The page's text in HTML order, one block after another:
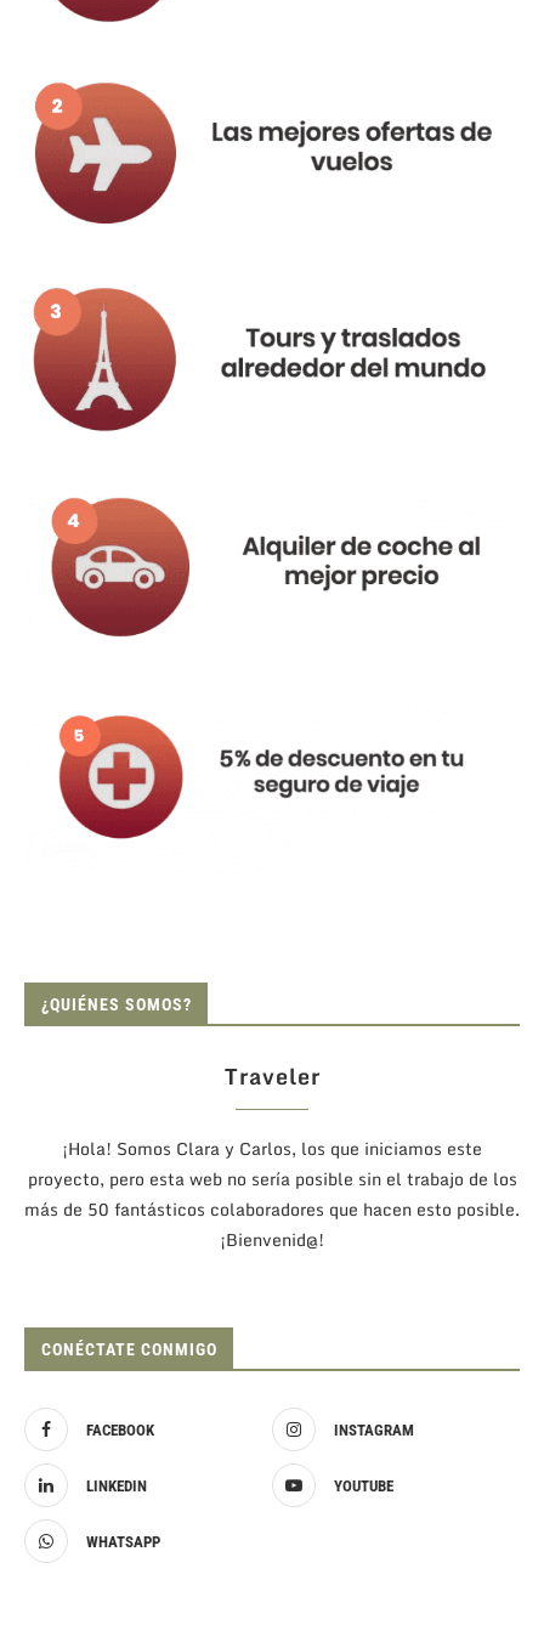
¿QUIÉNES SOMOS?
Traveler
¡Hola! Somos Clara y Carlos, los que iniciamos este
proyecto, pero esta web no sería posible sin el trabajo de los
más de 50 fantásticos colaboradores que hacen esto posible.
¡Bienvenid@!
CONÉCTATE CONMIGO
FACEBOOK INSTAGRAM
LINKEDIN YOUTUBE
WHATSAPP